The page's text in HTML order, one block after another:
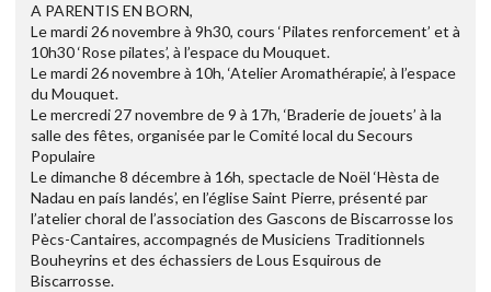
A PARENTIS EN BORN,
Le mardi 26 novembre à 9h30, cours ‘Pilates renforcement’ et à
10h30 ‘Rose pilates’, à l’espace du Mouquet.
Le mardi 26 novembre à 10h, ‘Atelier Aromathérapie’, à l’espace
du Mouquet.
Le mercredi 27 novembre de 9 à 17h, ‘Braderie de jouets’ à la
salle des fêtes, organisée par le Comité local du Secours
Populaire
Le dimanche 8 décembre à 16h, spectacle de Noël ‘Hèsta de
Nadau en país landés’, en l’église Saint Pierre, présenté par
l’atelier choral de l’association des Gascons de Biscarrosse los
Pècs-Cantaires, accompagnés de Musiciens Traditionnels
Bouheyrins et des échassiers de Lous Esquirous de
Biscarrosse.